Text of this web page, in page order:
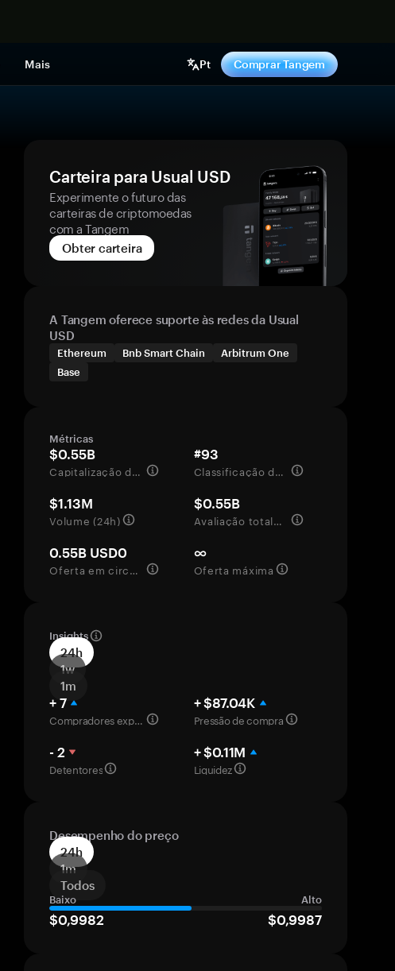
Mais Pt Comprar Tangem
Carteira para Usual USD
Experimente o futuro das
carteiras de criptomoedas
com a Tangem
Obter carteira
A Tangem oferece suporte às redes da Usual
USD
Ethereum Bnb Smart Chain
Arbitrum One
Base
Métricas
$0.55B
Capitalização de mercado
#93
Classificação de mercado
$1.13M
Volume (24h)
$0.55B
Avaliação totalmente diluída
0.55B USD0
Oferta em circulação
∞
Oferta máxima
Insights
24h
1w
1m
+ 7
Compradores experientes
+ $87.04K
Pressão de compra
- 2
Detentores
+ $0.11M
Liquidez
Desempenho do preço
24h
1m
Todos
Baixo Alto
$0,9982 $0,9987